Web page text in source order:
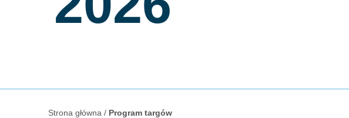
Strona główna / Program targów